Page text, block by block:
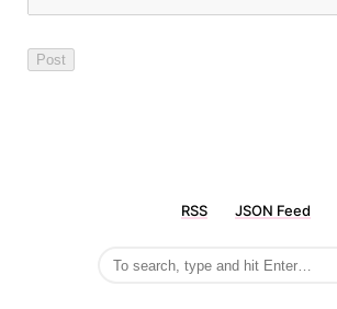
RSS JSON Feed